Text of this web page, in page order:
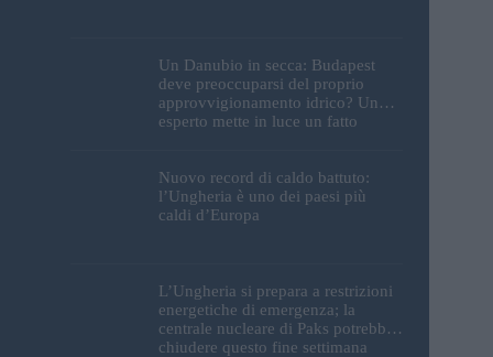
Un Danubio in secca: Budapest
deve preoccuparsi del proprio
approvvigionamento idrico? Un
esperto mette in luce un fatto
Nuovo record di caldo battuto:
l’Ungheria è uno dei paesi più
caldi d’Europa
L’Ungheria si prepara a restrizioni
energetiche di emergenza; la
centrale nucleare di Paks potrebbe
chiudere questo fine settimana